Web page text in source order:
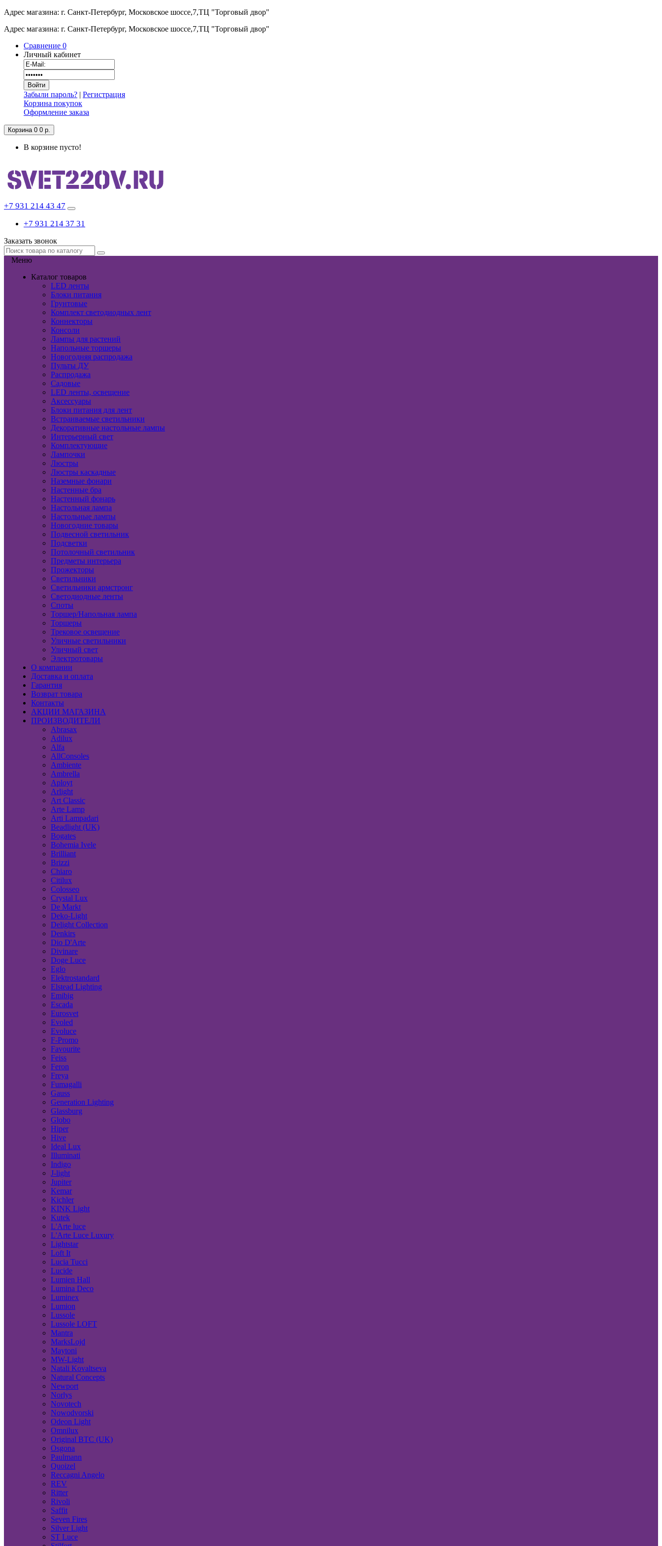
Адрес магазина: г. Санкт-Петербург, Московское шоссе,7,ТЦ "Торговый двор"
Адрес магазина: г. Санкт-Петербург, Московское шоссе,7,ТЦ "Торговый двор"
Сравнение 0
Личный кабинет
Забыли пароль? | Регистрация
Корзина покупок
Оформление заказа
Корзина 0 0 р.
В корзине пусто!
+7 931 214 43 47
+7 931 214 37 31
Заказать звонок
Меню
Каталог товаров
LED ленты
Блоки питания
Грунтовые
Комплект светодиодных лент
Коннекторы
Консоли
Лампы для растений
Напольные торшеры
Новогодняя распродажа
Пульты ДУ
Распродажа
Садовые
LED ленты, освещение
Аксессуары
Блоки питания для лент
Встраиваемые светильники
Декоративные настольные лампы
Интерьерный свет
Комплектующие
Лампочки
Люстры
Люстры каскадные
Наземные фонари
Настенные бра
Настенный фонарь
Настольная лампа
Настольные лампы
Новогодние товары
Подвесной светильник
Подсветки
Потолочный светильник
Предметы интерьера
Прожекторы
Светильники
Светильники армстронг
Светодиодные ленты
Споты
Торшер/Напольная лампа
Торшеры
Трековое освещение
Уличные светильники
Уличный свет
Электротовары
О компании
Доставка и оплата
Гарантия
Возврат товара
Контакты
АКЦИИ МАГАЗИНА
ПРОИЗВОДИТЕЛИ
Abrasax
Adilux
Alfa
AllConsoles
Ambiente
Ambrella
Aployt
Arlight
Art Classic
Arte Lamp
Arti Lampadari
Beadlight (UK)
Bogates
Bohemia Ivele
Brilliant
Brizzi
Chiaro
Citilux
Colosseo
Crystal Lux
De Markt
Deko-Light
Delight Collection
Denkirs
Dio D'Arte
Divinare
Doge Luce
Eglo
Elektrostandard
Elstead Lighting
Emibig
Escada
Eurosvet
Evoled
Evoluce
F-Promo
Favourite
Feiss
Feron
Freya
Fumagalli
Gauss
Generation Lighting
Glassburg
Globo
Hiper
Hive
Ideal Lux
Illuminati
Indigo
J-light
Jupiter
Kemar
Kichler
KINK Light
Kutek
L'Arte luce
L'Arte Luce Luxury
Lightstar
Loft It
Lucia Tucci
Lucide
Lumien Hall
Lumina Deco
Luminex
Lumion
Lussole
Lussole LOFT
Mantra
MarksLojd
Maytoni
MW-Light
Natali Kovaltseva
Natural Concepts
Newport
Norlys
Novotech
Nowodvorski
Odeon Light
Omnilux
Original BTC (UK)
Osgona
Paulmann
Quoizel
Reccagni Angelo
REV
Ritter
Rivoli
Saffit
Seven Fires
Silver Light
ST Luce